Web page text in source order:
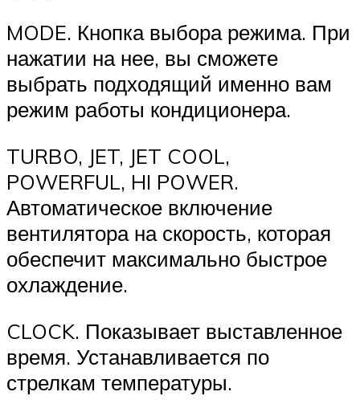
MODE. Кнопка выбора режима. При
нажатии на нее, вы сможете
выбрать подходящий именно вам
режим работы кондиционера.
TURBO, JET, JET COOL,
POWERFUL, HI POWER.
Автоматическое включение
вентилятора на скорость, которая
обеспечит максимально быстрое
охлаждение.
CLOCK. Показывает выставленное
время. Устанавливается по
стрелкам температуры.